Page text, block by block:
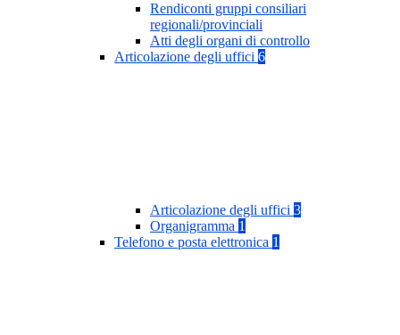
Rendiconti gruppi consiliari
regionali/provinciali
Atti degli organi di controllo
Articolazione degli uffici 6
Articolazione degli uffici 3
Organigramma 1
Telefono e posta elettronica 1